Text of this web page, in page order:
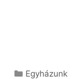
Kategória
Egyházunk